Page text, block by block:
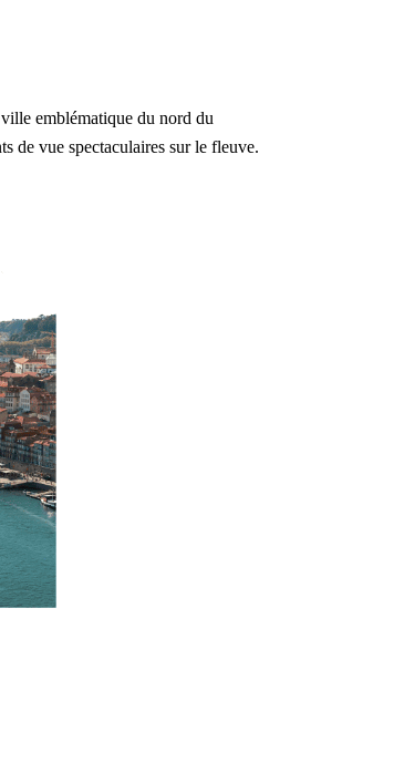
emblématique du nord du
de vue spectaculaires sur le fleuve.